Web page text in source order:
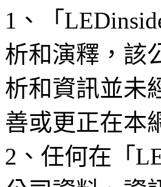
1、「
析和演釋，該
析和資訊並未
善或更正在本
2、任何在「